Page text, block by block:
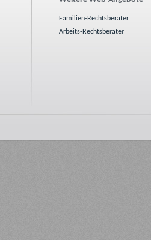
Familien-Rechtsberater
Arbeits-Rechtsberater